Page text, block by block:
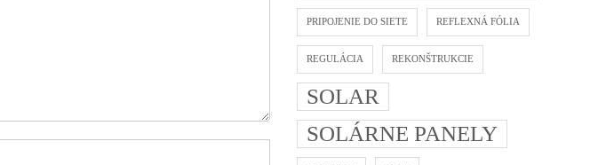
PRIPOJENIE DO SIETE REFLEXNÁ FÓLIA
REGULÁCIA REKONŠTRUKCIE
SOLAR
SOLÁRNE PANELY